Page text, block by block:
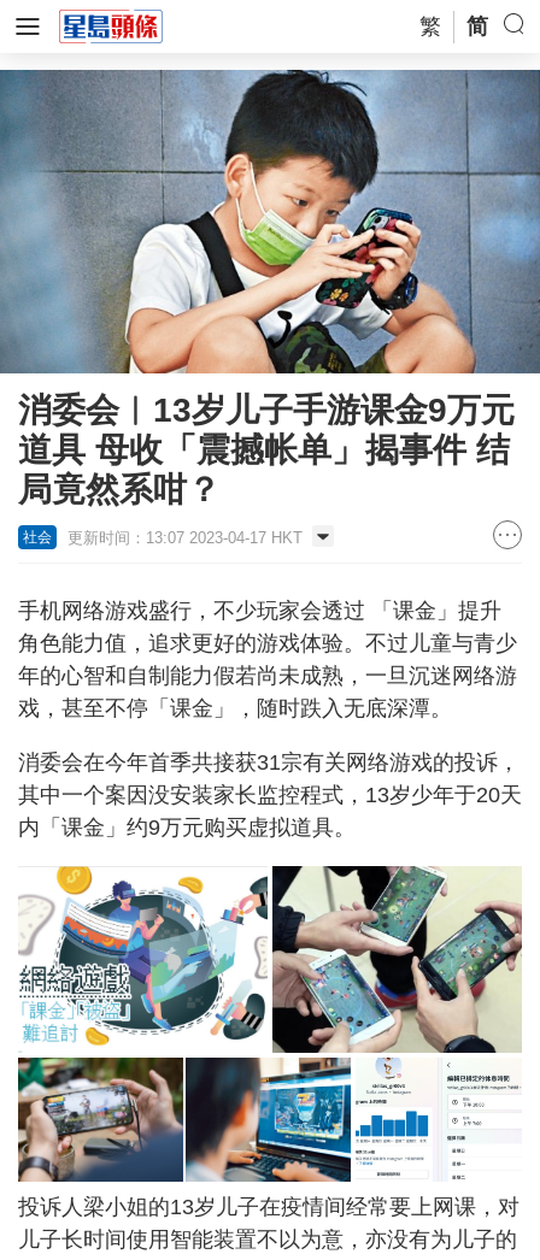
繁 简
消委会︱13岁儿子手游课金9万元
道具 母收「震撼帐单」揭事件 结
局竟然系咁？
社会 更新时间：13:07 2023-04-17 HKT
手机网络游戏盛行，不少玩家会透过 「课金」提升
角色能力值，追求更好的游戏体验。不过儿童与青少
年的心智和自制能力假若尚未成熟，一旦沉迷网络游
戏，甚至不停「课金」，随时跌入无底深潭。
消委会在今年首季共接获31宗有关网络游戏的投诉，
其中一个案因没安装家长监控程式，13岁少年于20天
内「课金」约9万元购买虚拟道具。
投诉人梁小姐的13岁儿子在疫情间经常要上网课，对
儿子长时间使用智能装置不以为意，亦没有为儿子的